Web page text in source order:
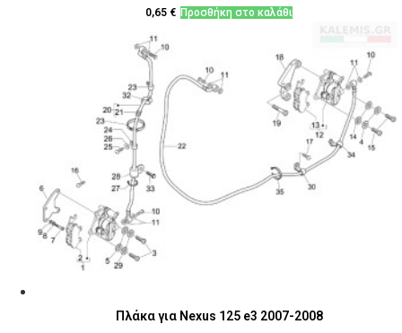
0,65 € Προσθήκη στο καλάθι
Πλάκα για Nexus 125 e3 2007-2008